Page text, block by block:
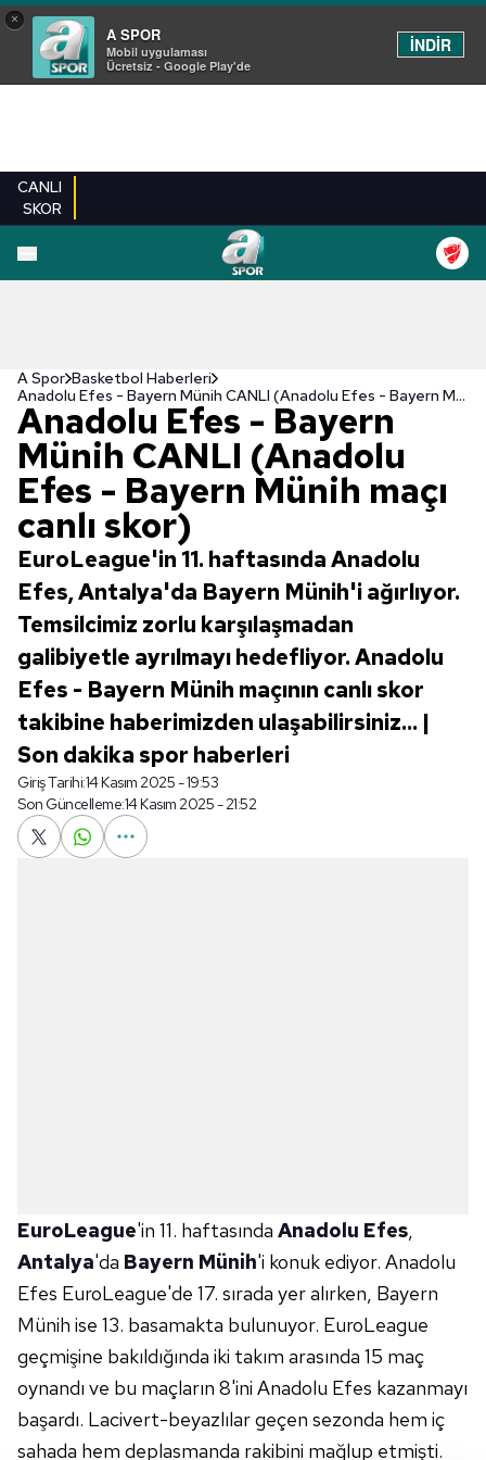
×
A SPOR
Mobil uygulaması
Ücretsiz - Google Play'de
İNDİR
CANLI
SKOR
A Spor Basketbol Haberleri
Anadolu Efes - Bayern Münih CANLI (Anadolu Efes - Bayern Münih maçı canlı skor)
Anadolu Efes - Bayern
Münih CANLI (Anadolu
Efes - Bayern Münih maçı
canlı skor)
EuroLeague'in 11. haftasında Anadolu
Efes, Antalya'da Bayern Münih'i ağırlıyor.
Temsilcimiz zorlu karşılaşmadan
galibiyetle ayrılmayı hedefliyor. Anadolu
Efes - Bayern Münih maçının canlı skor
takibine haberimizden ulaşabilirsiniz... |
Son dakika spor haberleri
Giriş Tarihi:14 Kasım 2025 - 19:53
Son Güncelleme:14 Kasım 2025 - 21:52
EuroLeague'in 11. haftasında Anadolu Efes,
Antalya'da Bayern Münih'i konuk ediyor. Anadolu
Efes EuroLeague'de 17. sırada yer alırken, Bayern
Münih ise 13. basamakta bulunuyor. EuroLeague
geçmişine bakıldığında iki takım arasında 15 maç
oynandı ve bu maçların 8'ini Anadolu Efes kazanmayı
başardı. Lacivert-beyazlılar geçen sezonda hem iç
sahada hem deplasmanda rakibini mağlup etmişti.